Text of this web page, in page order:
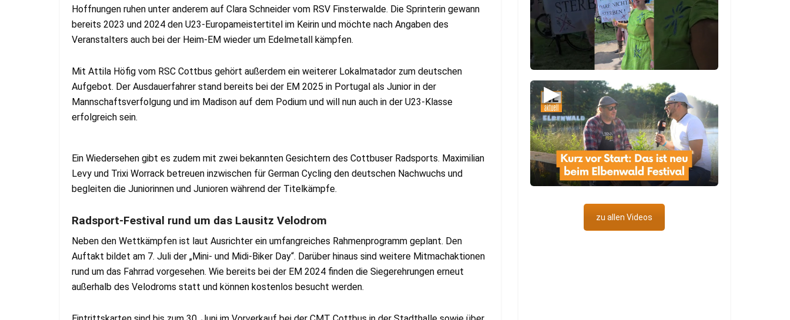
Hoffnungen ruhen unter anderem auf Clara Schneider vom RSV Finsterwalde. Die Sprinterin gewann
bereits 2023 und 2024 den U23-Europameistertitel im Keirin und möchte nach Angaben des
Veranstalters auch bei der Heim-EM wieder um Edelmetall kämpfen.
Mit Attila Höfig vom RSC Cottbus gehört außerdem ein weiterer Lokalmatador zum deutschen
Aufgebot. Der Ausdauerfahrer stand bereits bei der EM 2025 in Portugal als Junior in der
Mannschaftsverfolgung und im Madison auf dem Podium und will nun auch in der U23-Klasse
erfolgreich sein.
Ein Wiedersehen gibt es zudem mit zwei bekannten Gesichtern des Cottbuser Radsports. Maximilian
Levy und Trixi Worrack betreuen inzwischen für German Cycling den deutschen Nachwuchs und
begleiten die Juniorinnen und Junioren während der Titelkämpfe.
Radsport-Festival rund um das Lausitz Velodrom
Neben den Wettkämpfen ist laut Ausrichter ein umfangreiches Rahmenprogramm geplant. Den
Auftakt bildet am 7. Juli der „Mini- und Midi-Biker Day“. Darüber hinaus sind weitere Mitmachaktionen
rund um das Fahrrad vorgesehen. Wie bereits bei der EM 2024 finden die Siegerehrungen erneut
außerhalb des Velodroms statt und können kostenlos besucht werden.
▶
zu allen Videos